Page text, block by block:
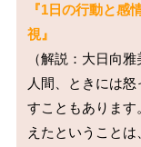
『1日の行動と感
視』
（解説：大日向雅
人間、ときには
すこともありま
えたということ